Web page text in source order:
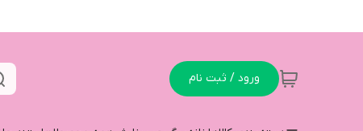
ورود / ثبت نام